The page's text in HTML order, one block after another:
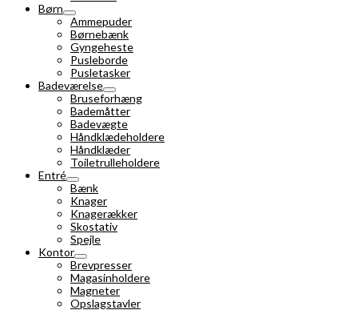
Børn
Ammepuder
Børnebænk
Gyngeheste
Pusleborde
Pusletasker
Badeværelse
Bruseforhæng
Bademåtter
Badevægte
Håndklædeholdere
Håndklæder
Toiletrulleholdere
Entré
Bænk
Knager
Knagerækker
Skostativ
Spejle
Kontor
Brevpresser
Magasinholdere
Magneter
Opslagstavler